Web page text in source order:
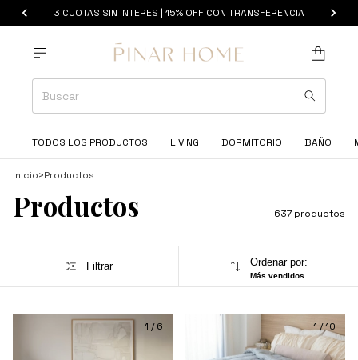
ENVIOS GRATIS EN CABA EN COMPRAS + $100.000
TODOS LOS PRODUCTOS LIVING DORMITORIO BAÑO
Inicio>Productos
Productos 637 productos
Filtrar Ordenar por:
Más vendidos
1 /6 1 /10